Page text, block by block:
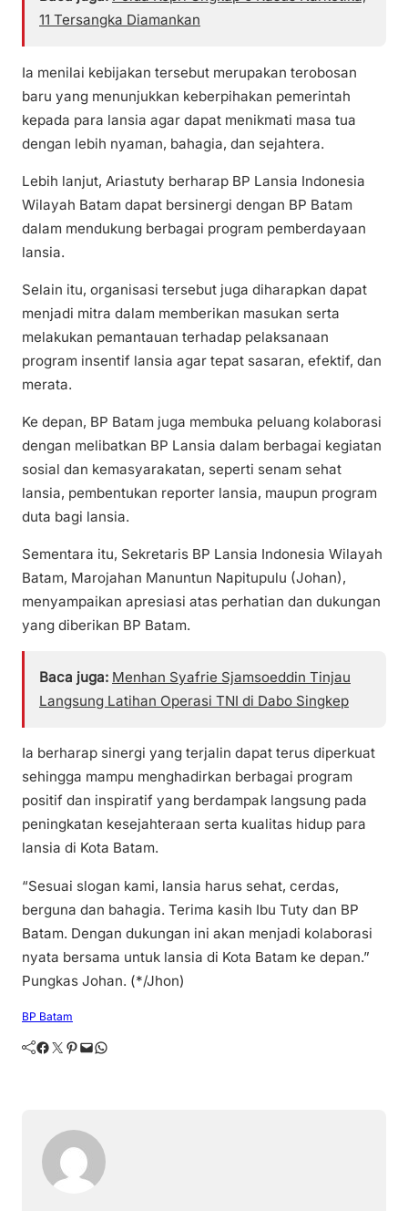
11 Tersangka Diamankan
Ia menilai kebijakan tersebut merupakan terobosan
baru yang menunjukkan keberpihakan pemerintah
kepada para lansia agar dapat menikmati masa tua
dengan lebih nyaman, bahagia, dan sejahtera.
Lebih lanjut, Ariastuty berharap BP Lansia Indonesia
Wilayah Batam dapat bersinergi dengan BP Batam
dalam mendukung berbagai program pemberdayaan
lansia.
Selain itu, organisasi tersebut juga diharapkan dapat
menjadi mitra dalam memberikan masukan serta
melakukan pemantauan terhadap pelaksanaan
program insentif lansia agar tepat sasaran, efektif, dan
merata.
Ke depan, BP Batam juga membuka peluang kolaborasi
dengan melibatkan BP Lansia dalam berbagai kegiatan
sosial dan kemasyarakatan, seperti senam sehat
lansia, pembentukan reporter lansia, maupun program
duta bagi lansia.
Sementara itu, Sekretaris BP Lansia Indonesia Wilayah
Batam, Marojahan Manuntun Napitupulu (Johan),
menyampaikan apresiasi atas perhatian dan dukungan
yang diberikan BP Batam.
Baca juga: Menhan Syafrie Sjamsoeddin Tinjau
Langsung Latihan Operasi TNI di Dabo Singkep
Ia berharap sinergi yang terjalin dapat terus diperkuat
sehingga mampu menghadirkan berbagai program
positif dan inspiratif yang berdampak langsung pada
peningkatan kesejahteraan serta kualitas hidup para
lansia di Kota Batam.
“Sesuai slogan kami, lansia harus sehat, cerdas,
berguna dan bahagia. Terima kasih Ibu Tuty dan BP
Batam. Dengan dukungan ini akan menjadi kolaborasi
nyata bersama untuk lansia di Kota Batam ke depan.”
Pungkas Johan. (*/Jhon)
BP Batam
Facebook Twitter Pinterest Mail WhatsApp